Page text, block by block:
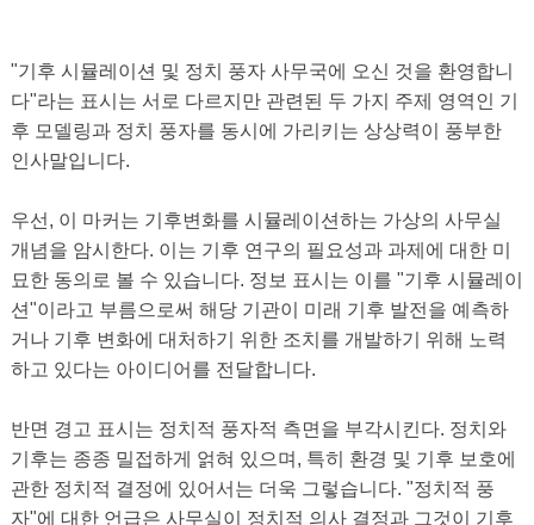
"기후 시뮬레이션 및 정치 풍자 사무국에 오신 것을 환영합니
다"라는 표시는 서로 다르지만 관련된 두 가지 주제 영역인 기
후 모델링과 정치 풍자를 동시에 가리키는 상상력이 풍부한
인사말입니다.
우선, 이 마커는 기후변화를 시뮬레이션하는 가상의 사무실
개념을 암시한다. 이는 기후 연구의 필요성과 과제에 대한 미
묘한 동의로 볼 수 있습니다. 정보 표시는 이를 "기후 시뮬레이
션"이라고 부름으로써 해당 기관이 미래 기후 발전을 예측하
거나 기후 변화에 대처하기 위한 조치를 개발하기 위해 노력
하고 있다는 아이디어를 전달합니다.
반면 경고 표시는 정치적 풍자적 측면을 부각시킨다. 정치와
기후는 종종 밀접하게 얽혀 있으며, 특히 환경 및 기후 보호에
관한 정치적 결정에 있어서는 더욱 그렇습니다. "정치적 풍
자"에 대한 언급은 사무실이 정치적 의사 결정과 그것이 기후